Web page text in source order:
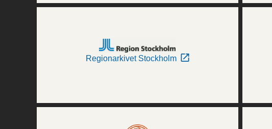
Regionarkivet Stockholm